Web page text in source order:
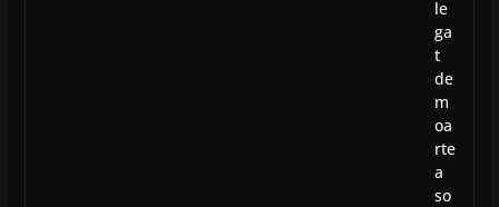
le
ga
t
de
m
oa
rte
a
so